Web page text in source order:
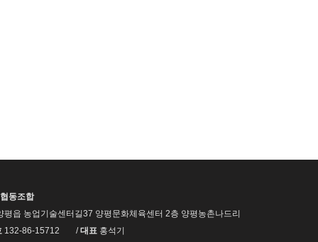
동조합
평읍 농업기술센터길37 양평문화체육센터 2층 양평농촌나드리
132-86-15712 /대표 홍석기